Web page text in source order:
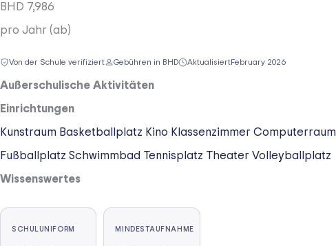
BHD 7,986
pro Jahr (ab)
Von der Schule verifiziert Gebühren in BHD AktualisiertFebruary 2026
Außerschulische Aktivitäten
Einrichtungen
Kunstraum Basketballplatz Kino Klassenzimmer Computerraum
Fußballplatz Schwimmbad Tennisplatz Theater Volleyballplatz
Wissenswertes
SCHULUNIFORM MINDESTAUFNAHME